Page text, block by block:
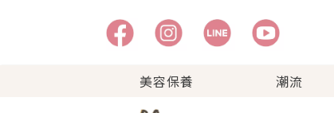
美容保養 潮流